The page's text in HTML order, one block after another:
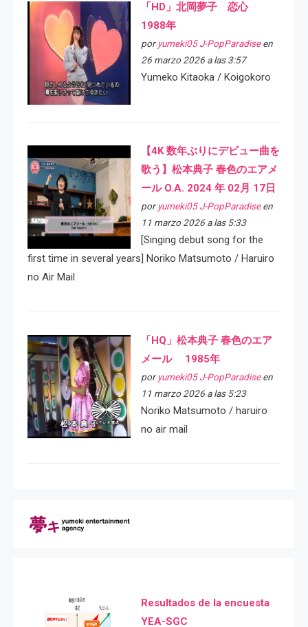
「HD」北岡夢子 恋心
1988年
por yumeki05 J-PopParadiseen
26 marzo 2026 a las 3:57
Yumeko Kitaoka / Koigokoro
【4K 数年ぶりにデビュー曲を
歌う】松本典子 春色のエアメ
ール O.A. 2024 年 02月 17日
por yumeki05 J-PopParadiseen
11 marzo 2026 a las 5:33
[Singing debut song for the
first time in several years] Noriko Matsumoto / Haruiro
no Air Mail
「HQ」松本典子 春色のエア
メール 1985年
por yumeki05 J-PopParadiseen
11 marzo 2026 a las 5:23
Noriko Matsumoto / haruiro
no air mail
Resultados de la encuesta
YEA-SGC